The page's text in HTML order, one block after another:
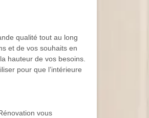
qualité tout au long
et de vos souhaits en
hauteur de vos besoins.
pour que l’intérieure
vous